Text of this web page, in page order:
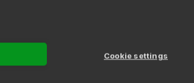
Cookie settings
depositi in affitto, adatte sia alle
o per conservare i mobili durante